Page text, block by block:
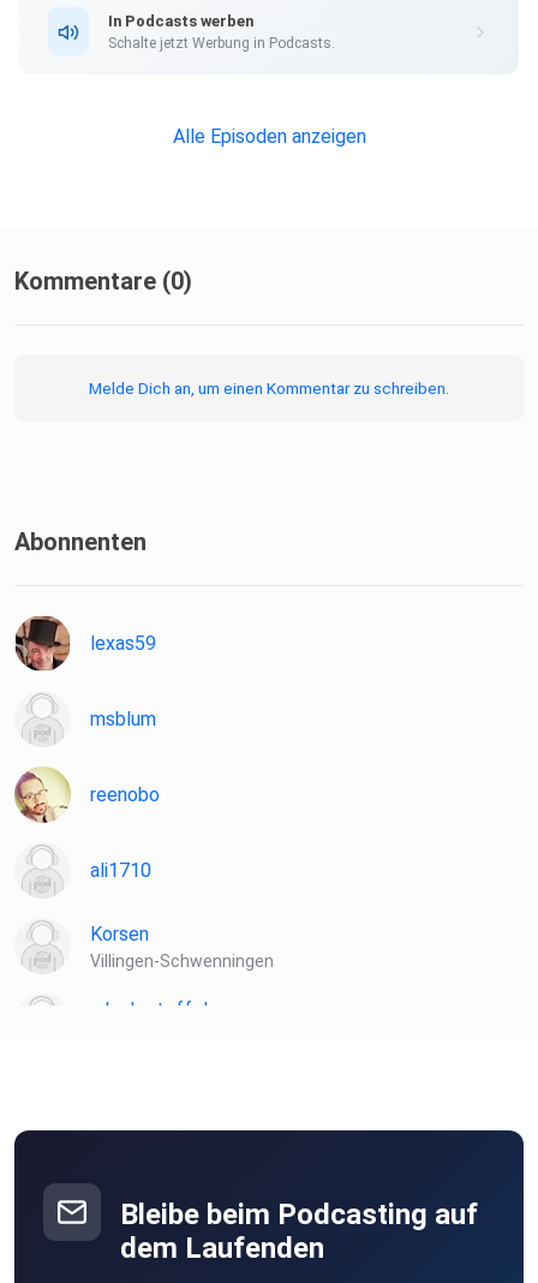
In Podcasts werben
Schalte jetzt Werbung in Podcasts.
Alle Episoden anzeigen
Kommentare (0)
Melde Dich an, um einen Kommentar zu schreiben.
Abonnenten
lexas59
msblum
reenobo
ali1710
Korsen
Villingen-Schwenningen
rahmkartoffel
Darmstadt
JamesPod
Ohrenhausen
Bleibe beim Podcasting auf
dem Laufenden